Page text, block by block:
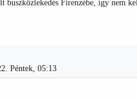
Firenzébe, így nem
Péntek, 05:13